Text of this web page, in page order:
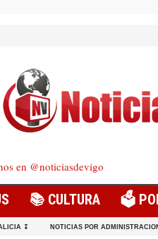
en @noticiasdevigo
📚 CULTURA 🗳️
↧ NOTICIAS POR